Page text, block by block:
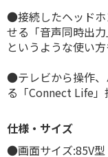
●接続したヘッドホ
せる「音声同時出
というような使い方
●テレビから操作、
る「Connect Life」
仕様・サイズ
●画面サイズ:85V型